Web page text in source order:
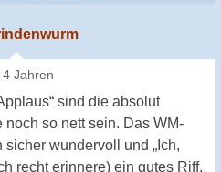
4 Jahren
sind die absolut
so nett sein. Das WM-
wundervoll und „Ich,
recht erinnere) ein gutes Riff.